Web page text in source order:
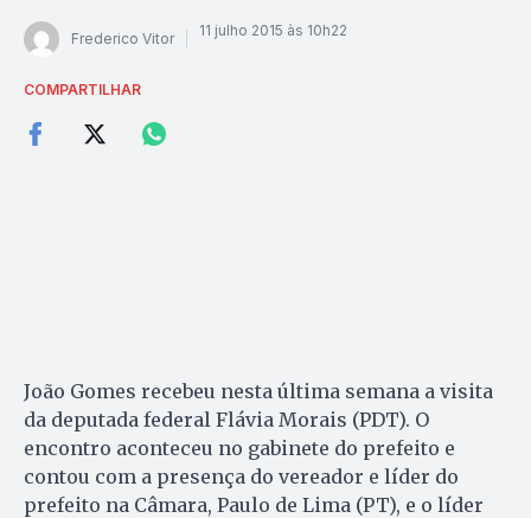
Frederico Vitor 11 julho 2015 às 10h22
COMPARTILHAR
João Gomes recebeu nesta última semana a visita
da deputada federal Flávia Morais (PDT). O
encontro aconteceu no gabinete do prefeito e
contou com a presença do vereador e líder do
prefeito na Câmara, Paulo de Lima (PT), e o líder